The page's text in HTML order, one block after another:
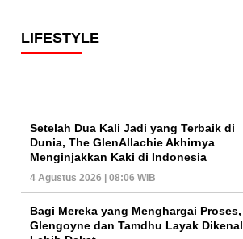
LIFESTYLE
Setelah Dua Kali Jadi yang Terbaik di
Dunia, The GlenAllachie Akhirnya
Menginjakkan Kaki di Indonesia
4 Agustus 2026 | 08:06 WIB
Bagi Mereka yang Menghargai Proses,
Glengoyne dan Tamdhu Layak Dikenal